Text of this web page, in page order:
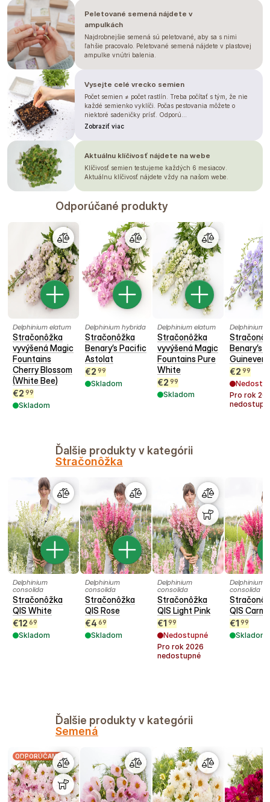
Peletované semená nájdete v
ampulkách
Najdrobnejšie semená sú peletované, aby sa s nimi
ľahšie pracovalo. Peletované semená nájdete v plastovej
ampulke vnútri balenia.
Vysejte celé vrecko semien
Počet semien ≠ počet rastlín. Treba počítať s tým, že nie
každé semienko vyklíči. Počas pestovania môžete o
niektoré sadeničky prísť. Odporú...
Zobraziť viac
Aktuálnu klíčivosť nájdete na webe
Klíčivosť semien testujeme každých 6 mesiacov.
Aktuálnu klíčivosť nájdete vždy na našom webe.
Odporúčané produkty
Delphinium elatum
Stračonôžka
vyvýšená Magic
Fountains
Cherry Blossom
(White Bee)
€2 99
Skladom
Delphinium hybrida
Stračonôžka
Benary’s Pacific
Astolat
€2 99
Skladom
Delphinium elatum
Stračonôžka
vyvýšená Magic
Fountains Pure
White
€2 99
Skladom
Delphinium
Benary’s
Guinevere
€2 99
Pro rok
Ďalšie produkty v kategórii
Stračonôžka
Delphinium
consolida
Stračonôžka
QIS White
€12 69
Skladom
Delphinium
consolida
Stračonôžka
QIS Rose
€4 69
Skladom
Delphinium
consolida
Stračonôžka
QIS Light Pink
€1 99
Nedostupné
Pro rok 2026
nedostupné
Delphinium
consolida
QIS
€1 99
Skladom
Ďalšie produkty v kategórii
Semená
ODPORÚČAME